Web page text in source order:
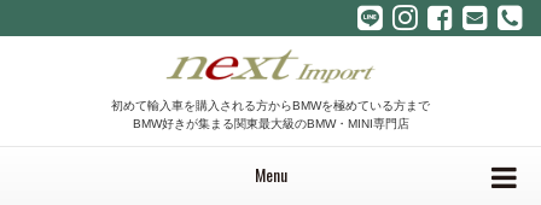
初めて輸入車を購入される方からBMWを極めている方まで
BMW好きが集まる関東最大級のBMW・MINI専門店
Menu